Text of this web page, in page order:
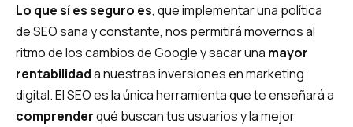
Lo que sí es seguro es, que implementar una política
de SEO sana y constante, nos permitirá movernos al
ritmo de los cambios de Google y sacar una mayor
rentabilidada nuestras inversiones en marketing
digital. El SEO es la única herramienta que te enseñará a
comprenderqué buscan tus usuarios y la mejor